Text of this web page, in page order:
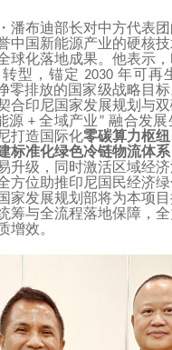
潘布迪部长对中方代表
中国新能源产业的硬核
球化落地成果。他表示
型，锚定 2030年可再
零排放的国家级战略目
合印尼国家发展规划与
源 +全域产业”融合发展
打造国际化零碳算力枢
标准化绿色冷链物流体系
升级，同时激活区域经
方位助推印尼国民经济绿
家发展规划部将为本项
筹与全流程落地保障，
增效。